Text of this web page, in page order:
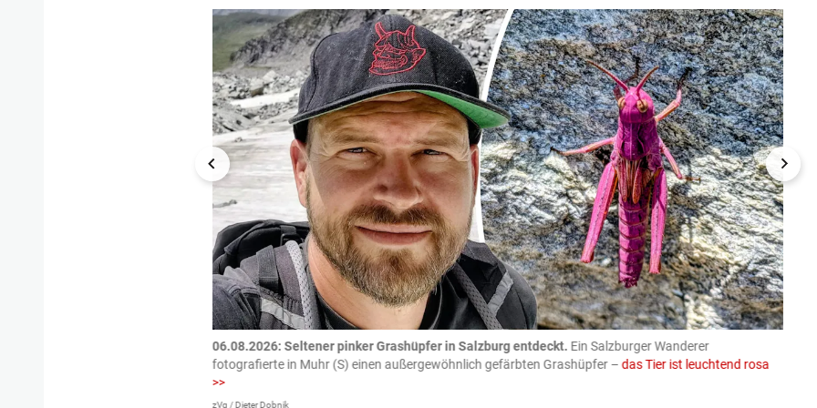
06.08.2026: Seltener pinker Grashüpfer in Salzburg entdeckt. Ein Salzburger Wanderer
fotografierte in Muhr (S) einen außergewöhnlich gefärbten Grashüpfer – das Tier ist leuchtend rosa
>>
zVg / Dieter Dobnik